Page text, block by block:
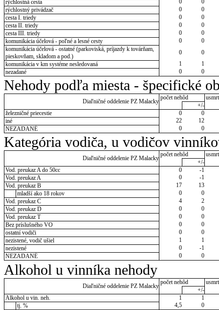
rýchlostná cesta
0
0
rýchlostný privádzač
0
0
cesta I. triedy
0
0
cesta II. triedy
0
0
cesta III. triedy
0
0
komunikácia účelová - poľné a lesné cesty
0
0
komunikácia účelová - ostatné (parkoviská, príjazdy k továrňam,
pieskovňam, skladom a pod.)
0
0
komunikácia v km systéme nesledovaná
1
1
nezadané
0 0
Nehody podľa miesta - špecifické
Diaľničné oddelenie PZ Malacky
počet nehôd
+/-
železničné priecestie
0
0
iné
22
12
NEZADANÉ
0 0
Kategória vodiča, u vodičov
Diaľničné oddelenie PZ Malacky
počet nehôd
+/-
Vod. preukaz A do 50cc
0
-1
Vod. preukaz A
0
-1
Vod. preukaz B
17
13
mladší ako 18 rokov
0
0
Vod. preukaz C
4
2
Vod. preukaz D
0
0
Vod. preukaz T
0
0
Bez príslušného VO
0
0
ostatní vodiči
0
0
nezistené, vodič ušiel
1
1
nezistené
0
-1
NEZADANÉ
0 0
Alkohol u vinníka nehody
Diaľničné oddelenie PZ Malacky
počet nehôd
+/-
Alkohol u vin. neh.
1
1
tj. %
4,5 0